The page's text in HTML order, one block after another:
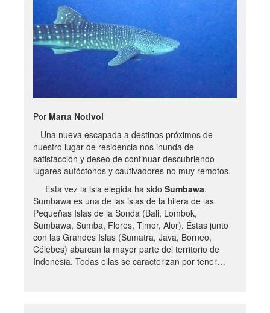
Por Marta Notivol
Una nueva escapada a destinos próximos de
nuestro lugar de residencia nos inunda de
satisfacción y deseo de continuar descubriendo
lugares autóctonos y cautivadores no muy remotos.
Esta vez la isla elegida ha sido Sumbawa.
Sumbawa es una de las islas de la hilera de las
Pequeñas Islas de la Sonda (Bali, Lombok,
Sumbawa, Sumba, Flores, Timor, Alor). Éstas junto
con las Grandes Islas (Sumatra, Java, Borneo,
Célebes) abarcan la mayor parte del territorio de
Indonesia. Todas ellas se caracterizan por tener…